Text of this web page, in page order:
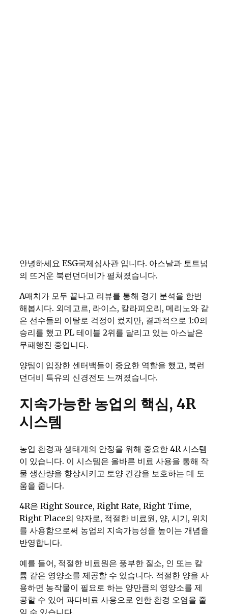
안녕하세요 ESG국제심사관 입니다. 아스날과 토트넘
의 뜨거운 북런던더비가 펼쳐졌습니다.
A매치가 모두 끝나고 리뷰를 통해 경기 분석을 한번
해봅시다. 외데고르, 라이스, 칼라피오리, 메리노와 같
은 선수들의 이탈로 걱정이 컸지만, 결과적으로 1:0의
승리를 했고 PL 테이블 2위를 달리고 있는 아스날은
무패행진 중입니다.
양팀이 입장한 센터백들이 중요한 역할을 했고, 북런
던더비 특유의 신경전도 느껴졌습니다.
지속가능한 농업의 핵심, 4R
시스템
농업 환경과 생태계의 안정을 위해 중요한 4R 시스템
이 있습니다. 이 시스템은 올바른 비료 사용을 통해 작
물 생산량을 향상시키고 토양 건강을 보호하는 데 도
움을 줍니다.
4R은 Right Source, Right Rate, Right Time,
Right Place의 약자로, 적절한 비료원, 양, 시기, 위치
를 사용함으로써 농업의 지속가능성을 높이는 개념을
반영합니다.
예를 들어, 적절한 비료원은 풍부한 질소, 인 또는 칼
륨 같은 영양소를 제공할 수 있습니다. 적절한 양을 사
용하면 농작물이 필요로 하는 양만큼의 영양소를 제
공할 수 있어 과다비료 사용으로 인한 환경 오염을 줄